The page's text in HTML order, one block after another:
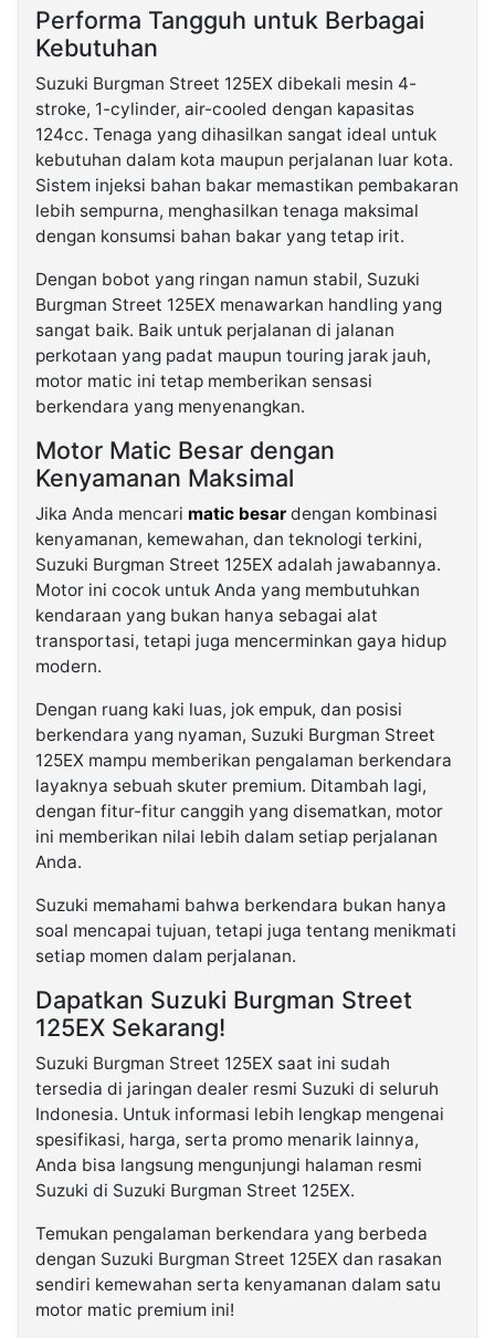
Performa Tangguh untuk Berbagai
Kebutuhan
Suzuki Burgman Street 125EX dibekali mesin 4-
stroke, 1-cylinder, air-cooled dengan kapasitas
124cc. Tenaga yang dihasilkan sangat ideal untuk
kebutuhan dalam kota maupun perjalanan luar kota.
Sistem injeksi bahan bakar memastikan pembakaran
lebih sempurna, menghasilkan tenaga maksimal
dengan konsumsi bahan bakar yang tetap irit.
Dengan bobot yang ringan namun stabil, Suzuki
Burgman Street 125EX menawarkan handling yang
sangat baik. Baik untuk perjalanan di jalanan
perkotaan yang padat maupun touring jarak jauh,
motor matic ini tetap memberikan sensasi
berkendara yang menyenangkan.
Motor Matic Besar dengan
Kenyamanan Maksimal
Jika Anda mencari matic besar dengan kombinasi
kenyamanan, kemewahan, dan teknologi terkini,
Suzuki Burgman Street 125EX adalah jawabannya.
Motor ini cocok untuk Anda yang membutuhkan
kendaraan yang bukan hanya sebagai alat
transportasi, tetapi juga mencerminkan gaya hidup
modern.
Dengan ruang kaki luas, jok empuk, dan posisi
berkendara yang nyaman, Suzuki Burgman Street
125EX mampu memberikan pengalaman berkendara
layaknya sebuah skuter premium. Ditambah lagi,
dengan fitur-fitur canggih yang disematkan, motor
ini memberikan nilai lebih dalam setiap perjalanan
Anda.
Suzuki memahami bahwa berkendara bukan hanya
soal mencapai tujuan, tetapi juga tentang menikmati
setiap momen dalam perjalanan.
Dapatkan Suzuki Burgman Street
125EX Sekarang!
Suzuki Burgman Street 125EX saat ini sudah
tersedia di jaringan dealer resmi Suzuki di seluruh
Indonesia. Untuk informasi lebih lengkap mengenai
spesifikasi, harga, serta promo menarik lainnya,
Anda bisa langsung mengunjungi halaman resmi
Suzuki di Suzuki Burgman Street 125EX.
Temukan pengalaman berkendara yang berbeda
dengan Suzuki Burgman Street 125EX dan rasakan
sendiri kemewahan serta kenyamanan dalam satu
motor matic premium ini!